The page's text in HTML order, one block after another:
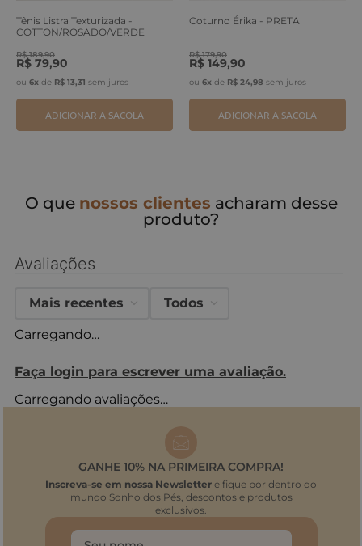
Tênis Listra Texturizada -
COTTON/ROSADO/VERDE
R$ 189,90
R$ 79,90
ou 6x de R$ 13,31 sem juros
ADICIONAR A SACOLA
Coturno Érika - PRETA
R$ 179,90
R$ 149,90
ou 6x de R$ 24,98 sem juros
ADICIONAR A SACOLA
O que nossos clientes acharam desse
produto?
Avaliações
Carregando…
Faça login para escrever uma avaliação.
Mais recentes Todos
Carregando avaliações…
GANHE 10% NA PRIMEIRA COMPRA!
Inscreva-se em nossa Newsletter e fique por dentro do
mundo Sonho dos Pés, descontos e produtos
exclusivos.